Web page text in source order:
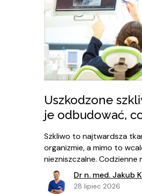
Uszkodzone
je odbudować,
Szkliwo to najtwardsza
organizmie, a mimo to
niezniszczalne. Codzienne
niewłaściwa higiena jamy
do uszkodzeń szkliwa.
Dr n. med. Jakub
28 lipiec 2026